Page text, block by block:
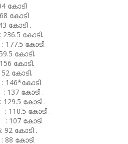
കോടി
കോടി
.
കോടി.
കോടി.
.
കോടി .
കോടി .
കോടി .
കോടി.